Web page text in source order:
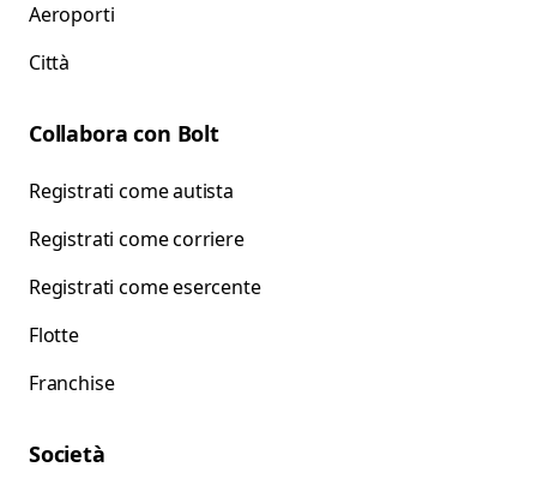
Aeroporti
Città
Collabora con Bolt
Registrati come autista
Registrati come corriere
Registrati come esercente
Flotte
Franchise
Società